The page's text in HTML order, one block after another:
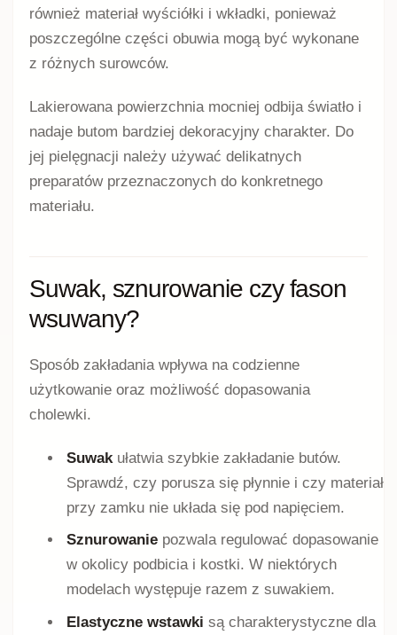
również materiał wyściółki i wkładki, ponieważ
poszczególne części obuwia mogą być wykonane
z różnych surowców.
Lakierowana powierzchnia mocniej odbija światło i
nadaje butom bardziej dekoracyjny charakter. Do
jej pielęgnacji należy używać delikatnych
preparatów przeznaczonych do konkretnego
materiału.
Suwak, sznurowanie czy fason
wsuwany?
Sposób zakładania wpływa na codzienne
użytkowanie oraz możliwość dopasowania
cholewki.
Suwak ułatwia szybkie zakładanie butów.
Sprawdź, czy porusza się płynnie i czy materiał
przy zamku nie układa się pod napięciem.
Sznurowanie pozwala regulować dopasowanie
w okolicy podbicia i kostki. W niektórych
modelach występuje razem z suwakiem.
Elastyczne wstawki są charakterystyczne dla